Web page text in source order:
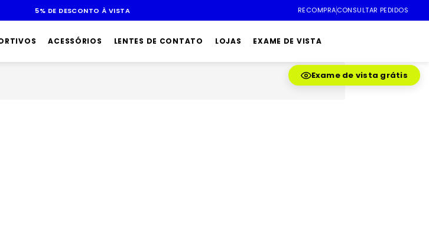
RECOMPRACONSULTAR PEDIDOS
ACESSÓRIOS LENTES DE CONTATO LOJAS EXAME DE VISTA
Exame de vista grátis